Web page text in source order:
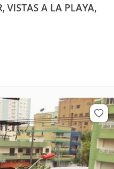
VISTAS A LA PLAYA,